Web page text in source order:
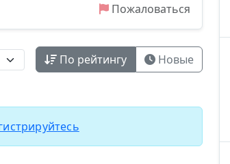
Пожаловаться
По рейтингу Новые